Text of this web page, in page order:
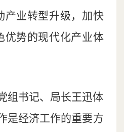
产业转型升级，加快
优势的现代化产业体
组书记、局长王迅体
是经济工作的重要方